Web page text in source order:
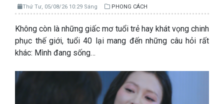
Thứ Tư, 05/08/26 10:29 Sáng PHONG CÁCH
Không còn là những giấc mơ tuổi trẻ hay khát vọng chinh
phục thế giới, tuổi 40 lại mang đến những câu hỏi rất
khác: Mình đang sống…